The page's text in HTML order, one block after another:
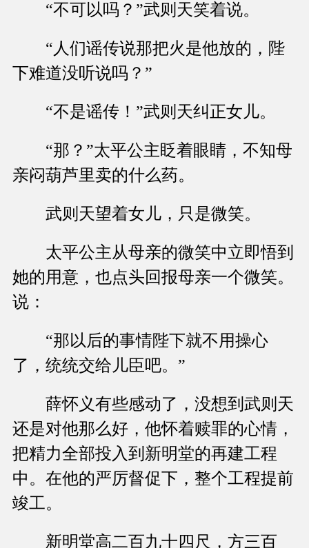
“不可以吗？”武则天笑着说。
“人们谣传说那把火是他放的，陛
下难道没听说吗？”
“不是谣传！”武则天纠正女儿。
“那？”太平公主眨着眼睛，不知母
亲闷葫芦里卖的什么药。
武则天望着女儿，只是微笑。
太平公主从母亲的微笑中立即悟到
她的用意，也点头回报母亲一个微笑。
说：
“那以后的事情陛下就不用操心
了，统统交给儿臣吧。”
薛怀义有些感动了，没想到武则天
还是对他那么好，他怀着赎罪的心情，
把精力全部投入到新明堂的再建工程
中。在他的严厉督促下，整个工程提前
竣工。
新明堂高二百九十四尺，方三百